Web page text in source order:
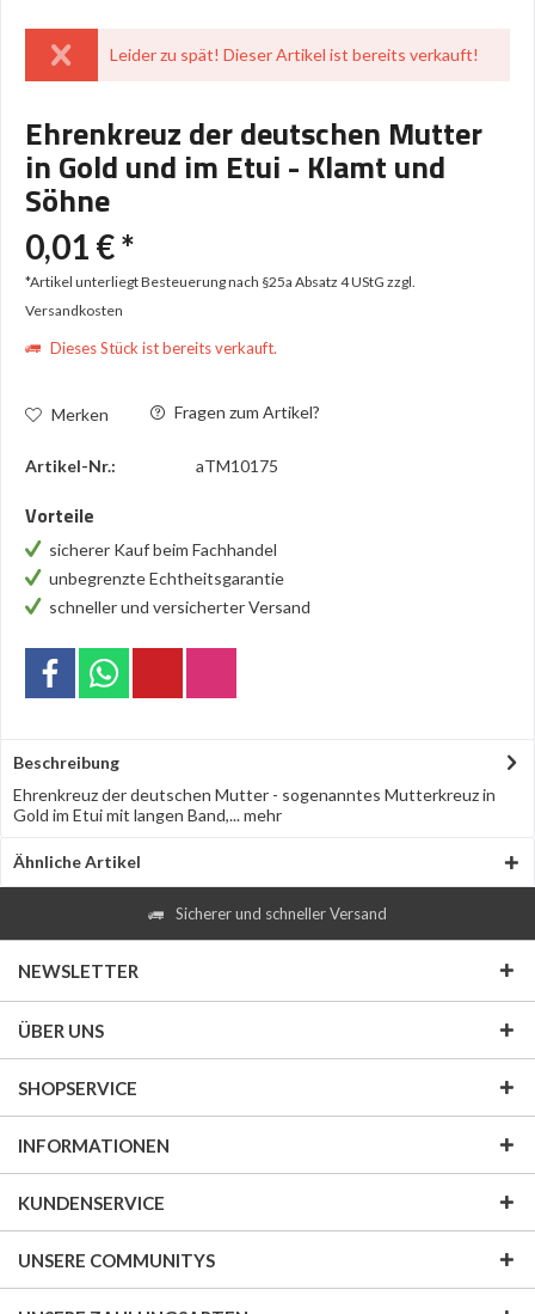
Leider zu spät! Dieser Artikel ist bereits verkauft!
Ehrenkreuz der deutschen Mutter
in Gold und im Etui - Klamt und
Söhne
0,01 € *
*Artikel unterliegt Besteuerung nach §25a Absatz 4 UStG zzgl.
Versandkosten
Dieses Stück ist bereits verkauft.
Merken Fragen zum Artikel?
Artikel-Nr.: aTM10175
Vorteile
sicherer Kauf beim Fachhandel
unbegrenzte Echtheitsgarantie
schneller und versicherter Versand
Beschreibung
Ehrenkreuz der deutschen Mutter - sogenanntes Mutterkreuz in
Gold im Etui mit langen Band,...mehr
Ähnliche Artikel
Sicherer und schneller Versand
NEWSLETTER
ÜBER UNS
SHOPSERVICE
INFORMATIONEN
KUNDENSERVICE
UNSERE COMMUNITYS